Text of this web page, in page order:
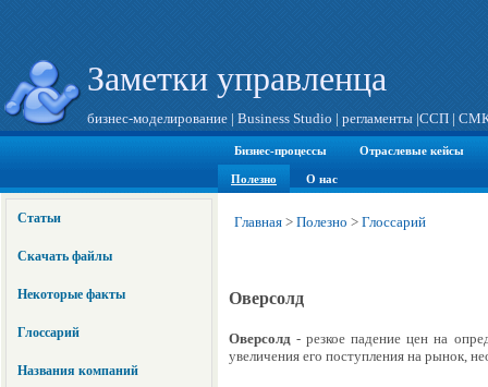
Заметки управленца
бизнес-моделирование | Business Studio | регламенты |ССП |
Бизнес-процессы Отраслевые кейсы
Полезно О нас
Статьи
Скачать файлы
Некоторые факты
Глоссарий
Названия компаний
Главная > Полезно > Глоссарий
Оверсолд
Оверсолд - резкое падение цен на
увеличения его поступления на рынок,